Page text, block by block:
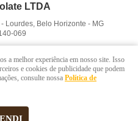
LTDA
- Lourdes, Belo Horizonte - MG
069
a melhor experiência em nosso site. Isso
e cookies de publicidade que podem
consulte nossa Política de